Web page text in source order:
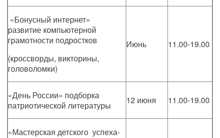
«Бонусный интернет»
развитие компьютерной
грамотности подростков
(кроссворды, викторины,
головоломки)
Июнь 11.00-19.00
«День России» подборка
патриотической литературы
12 июня 11.00-19.00
«Мастерская детского успеха-